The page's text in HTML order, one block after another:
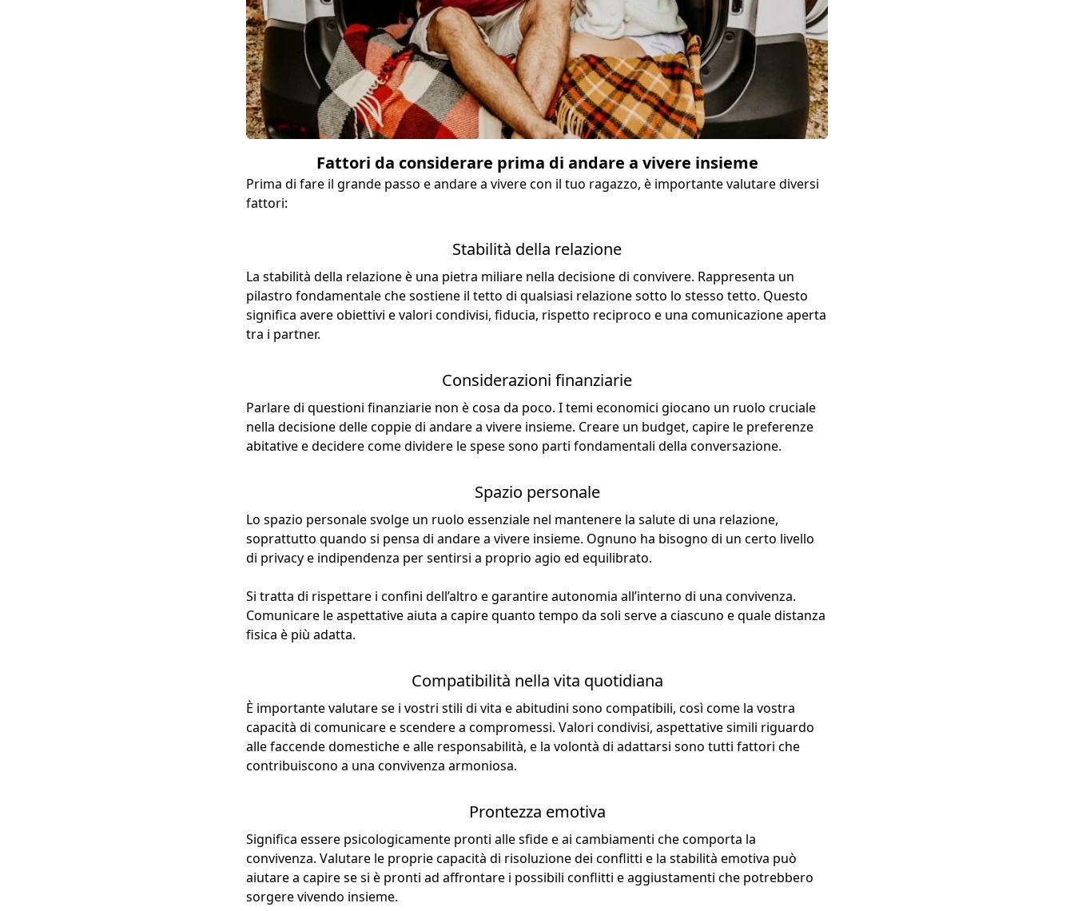
Fattori da considerare prima di andare a vivere insieme
Prima di fare il grande passo e andare a vivere con il tuo ragazzo, è importante valutare diversi
fattori:
Stabilità della relazione
La stabilità della relazione è una pietra miliare nella decisione di convivere. Rappresenta un
pilastro fondamentale che sostiene il tetto di qualsiasi relazione sotto lo stesso tetto. Questo
significa avere obiettivi e valori condivisi, fiducia, rispetto reciproco e una comunicazione aperta
tra i partner.
Considerazioni finanziarie
Parlare di questioni finanziarie non è cosa da poco. I temi economici giocano un ruolo cruciale
nella decisione delle coppie di andare a vivere insieme. Creare un budget, capire le preferenze
abitative e decidere come dividere le spese sono parti fondamentali della conversazione.
Spazio personale
Lo spazio personale svolge un ruolo essenziale nel mantenere la salute di una relazione,
soprattutto quando si pensa di andare a vivere insieme. Ognuno ha bisogno di un certo livello
di privacy e indipendenza per sentirsi a proprio agio ed equilibrato.
Si tratta di rispettare i confini dell’altro e garantire autonomia all’interno di una convivenza.
Comunicare le aspettative aiuta a capire quanto tempo da soli serve a ciascuno e quale distanza
fisica è più adatta.
Compatibilità nella vita quotidiana
È importante valutare se i vostri stili di vita e abitudini sono compatibili, così come la vostra
capacità di comunicare e scendere a compromessi. Valori condivisi, aspettative simili riguardo
alle faccende domestiche e alle responsabilità, e la volontà di adattarsi sono tutti fattori che
contribuiscono a una convivenza armoniosa.
Prontezza emotiva
Significa essere psicologicamente pronti alle sfide e ai cambiamenti che comporta la
convivenza. Valutare le proprie capacità di risoluzione dei conflitti e la stabilità emotiva può
aiutare a capire se si è pronti ad affrontare i possibili conflitti e aggiustamenti che potrebbero
sorgere vivendo insieme.